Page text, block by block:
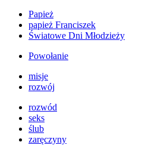
Papież
papież Franciszek
Światowe Dni Młodzieży
Powołanie
misje
rozwój
rozwód
seks
ślub
zaręczyny